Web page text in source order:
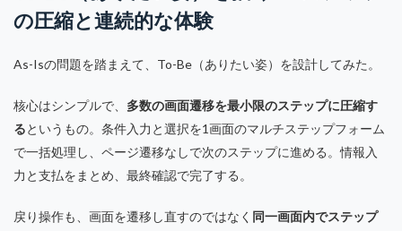
の圧縮と連続的な体験
As-Isの問題を踏まえて、To-Be（ありたい姿）を設計してみた。
核心はシンプルで、 多数の画面遷移を最小限のステップに圧縮す
るというもの。条件入力と選択を1画面のマルチステップフォーム
で一括処理し、ページ遷移なしで次のステップに進める。情報入
力と支払をまとめ、最終確認で完了する。
戻り操作も、画面を遷移し直すのではなく 同一画面内でステップ